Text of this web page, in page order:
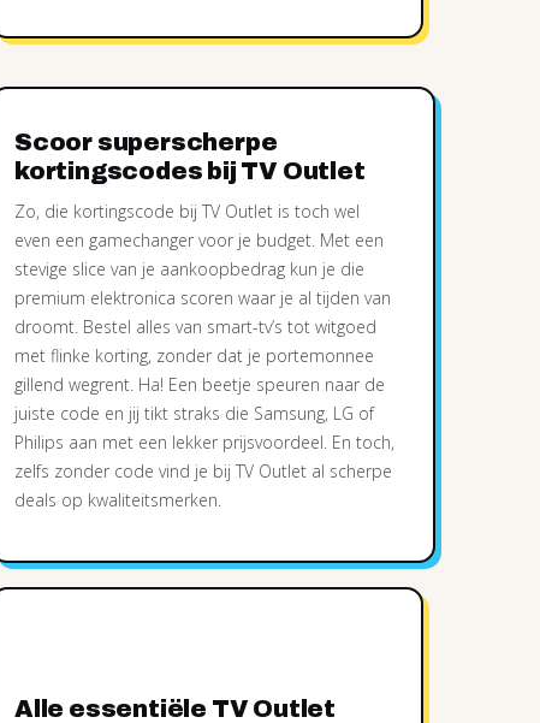
Scoor superscherpe
kortingscodes bij TV Outlet
Zo, die kortingscode bij TV Outlet is toch wel
even een gamechanger voor je budget. Met een
stevige slice van je aankoopbedrag kun je die
premium elektronica scoren waar je al tijden van
droomt. Bestel alles van smart-tv’s tot witgoed
met flinke korting, zonder dat je portemonnee
gillend wegrent. Ha! Een beetje speuren naar de
juiste code en jij tikt straks die Samsung, LG of
Philips aan met een lekker prijsvoordeel. En toch,
zelfs zonder code vind je bij TV Outlet al scherpe
deals op kwaliteitsmerken.
Alle essentiële TV Outlet